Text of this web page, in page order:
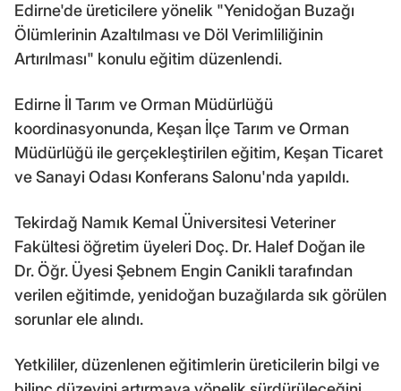
Edirne'de üreticilere yönelik "Yenidoğan Buzağı
Ölümlerinin Azaltılması ve Döl Verimliliğinin
Artırılması" konulu eğitim düzenlendi.
Edirne İl Tarım ve Orman Müdürlüğü
koordinasyonunda, Keşan İlçe Tarım ve Orman
Müdürlüğü ile gerçekleştirilen eğitim, Keşan Ticaret
ve Sanayi Odası Konferans Salonu'nda yapıldı.
Tekirdağ Namık Kemal Üniversitesi Veteriner
Fakültesi öğretim üyeleri Doç. Dr. Halef Doğan ile
Dr. Öğr. Üyesi Şebnem Engin Canikli tarafından
verilen eğitimde, yenidoğan buzağılarda sık görülen
sorunlar ele alındı.
Yetkililer, düzenlenen eğitimlerin üreticilerin bilgi ve